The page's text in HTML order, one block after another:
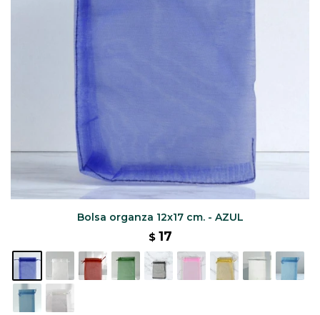
Bolsa organza 12x17 cm. - AZUL
$ 17